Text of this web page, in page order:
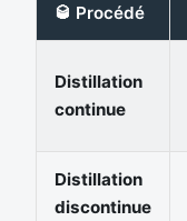
🥃 Procédé
Distillation
continue
Distillation
discontinue